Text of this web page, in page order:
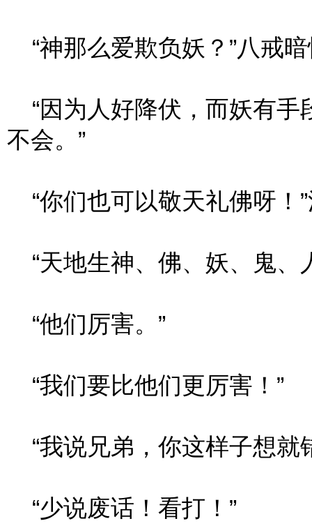
“神那么爱欺负妖？”八戒
“因为人好降伏，而妖有手
不会。”
“你们也可以敬天礼佛呀！
“天地生神、佛、妖、鬼、
“他们厉害。”
“我们要比他们更厉害！”
“我说兄弟，你这样子想就
“少说废话！看打！”